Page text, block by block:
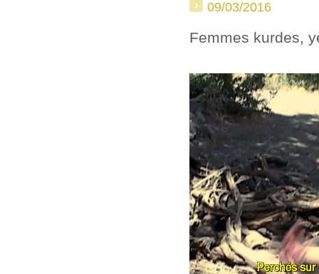
09/03/2016
Femmes kurdes,